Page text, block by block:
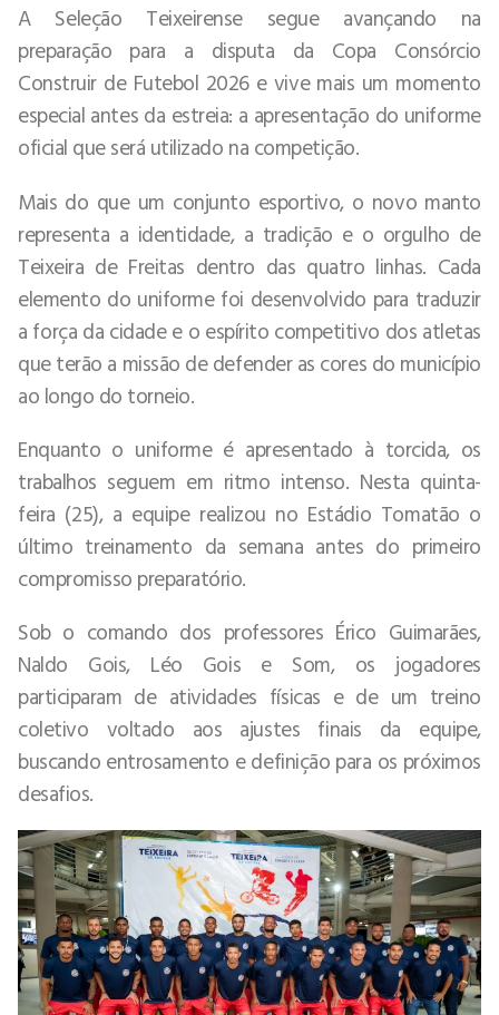
A Seleção Teixeirense segue avançando na
preparação para a disputa da Copa Consórcio
Construir de Futebol 2026 e vive mais um momento
especial antes da estreia: a apresentação do uniforme
oficial que será utilizado na competição.
Mais do que um conjunto esportivo, o novo manto
representa a identidade, a tradição e o orgulho de
Teixeira de Freitas dentro das quatro linhas. Cada
elemento do uniforme foi desenvolvido para traduzir
a força da cidade e o espírito competitivo dos atletas
que terão a missão de defender as cores do município
ao longo do torneio.
Enquanto o uniforme é apresentado à torcida, os
trabalhos seguem em ritmo intenso. Nesta quinta-
feira (25), a equipe realizou no Estádio Tomatão o
último treinamento da semana antes do primeiro
compromisso preparatório.
Sob o comando dos professores Érico Guimarães,
Naldo Gois, Léo Gois e Som, os jogadores
participaram de atividades físicas e de um treino
coletivo voltado aos ajustes finais da equipe,
buscando entrosamento e definição para os próximos
desafios.